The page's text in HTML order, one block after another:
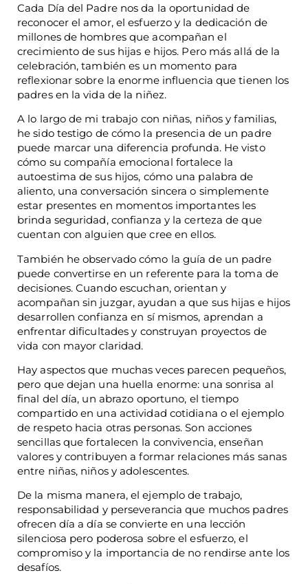
Cada Día del Padre nos da la oportunidad de
reconocer el amor, el esfuerzo y la dedicación de
millones de hombres que acompañan el
crecimiento de sus hijas e hijos. Pero más allá de la
celebración, también es un momento para
reflexionar sobre la enorme influencia que tienen los
padres en la vida de la niñez.
A lo largo de mi trabajo con niñas, niños y familias,
he sido testigo de cómo la presencia de un padre
puede marcar una diferencia profunda. He visto
cómo su compañía emocional fortalece la
autoestima de sus hijos, cómo una palabra de
aliento, una conversación sincera o simplemente
estar presentes en momentos importantes les
brinda seguridad, confianza y la certeza de que
cuentan con alguien que cree en ellos.
También he observado cómo la guía de un padre
puede convertirse en un referente para la toma de
decisiones. Cuando escuchan, orientan y
acompañan sin juzgar, ayudan a que sus hijas e hijos
desarrollen confianza en sí mismos, aprendan a
enfrentar dificultades y construyan proyectos de
vida con mayor claridad.
Hay aspectos que muchas veces parecen pequeños,
pero que dejan una huella enorme: una sonrisa al
final del día, un abrazo oportuno, el tiempo
compartido en una actividad cotidiana o el ejemplo
de respeto hacia otras personas. Son acciones
sencillas que fortalecen la convivencia, enseñan
valores y contribuyen a formar relaciones más sanas
entre niñas, niños y adolescentes.
De la misma manera, el ejemplo de trabajo,
responsabilidad y perseverancia que muchos padres
ofrecen día a día se convierte en una lección
silenciosa pero poderosa sobre el esfuerzo, el
compromiso y la importancia de no rendirse ante los
desafíos.